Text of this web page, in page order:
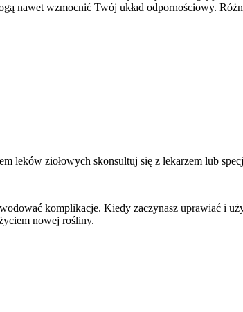
nawet wzmocnić Twój układ odpornościowy.
leków ziołowych skonsultuj się z lekarzem lub
komplikacje. Kiedy zaczynasz uprawiać i
nowej rośliny.